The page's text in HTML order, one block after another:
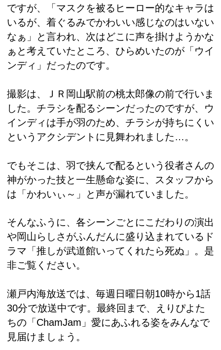
ですが、「マスクを被るヒーロー的なキャラは
いるが、着ぐるみでかわいい感じなのはいない
なぁ」と言われ、次はどこに声を掛けようかな
ぁと考えていたところ、ひらめいたのが「ウイ
ンディ」だったのです。
撮影は、ＪＲ岡山駅前の桃太郎像の前で行いま
した。チラシを配るシーンだったのですが、ウ
インディは手が羽のため、チラシが持ちにくい
というアクシデントに見舞われました…。
でもそこは、羽で挟んで配るという役者さんの
神がかった技と一生懸命な姿に、スタッフから
は「かわいぃ～」と声が漏れていました。
そんなふうに、各シーンごとにこだわりの演出
や岡山らしさがふんだんに盛り込まれているド
ラマ「推しが武道館いってくれたら死ぬ」。是
非ご覧ください。
瀬戸内海放送では、毎週日曜日朝10時から1話
30分で放送中です。最終回まで、えりぴよた
ちの「ChamJam」愛にあふれる姿をみんなで
見届けましょう。